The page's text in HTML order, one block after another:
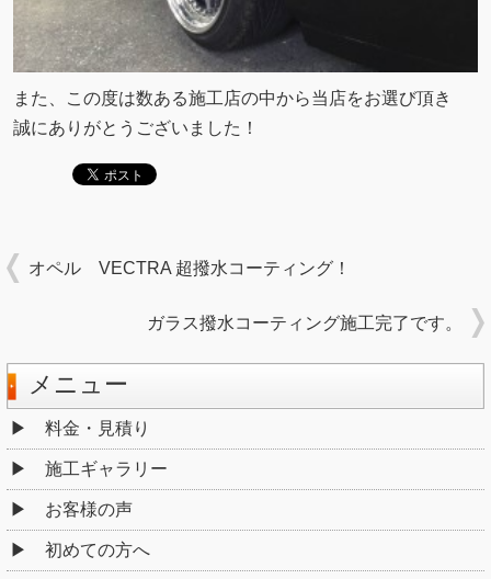
また、この度は数ある施工店の中から当店をお選び頂き
誠にありがとうございました！
オペル VECTRA 超撥水コーティング！
ガラス撥水コーティング施工完了です。
メニュー
料金・見積り
施工ギャラリー
お客様の声
初めての方へ